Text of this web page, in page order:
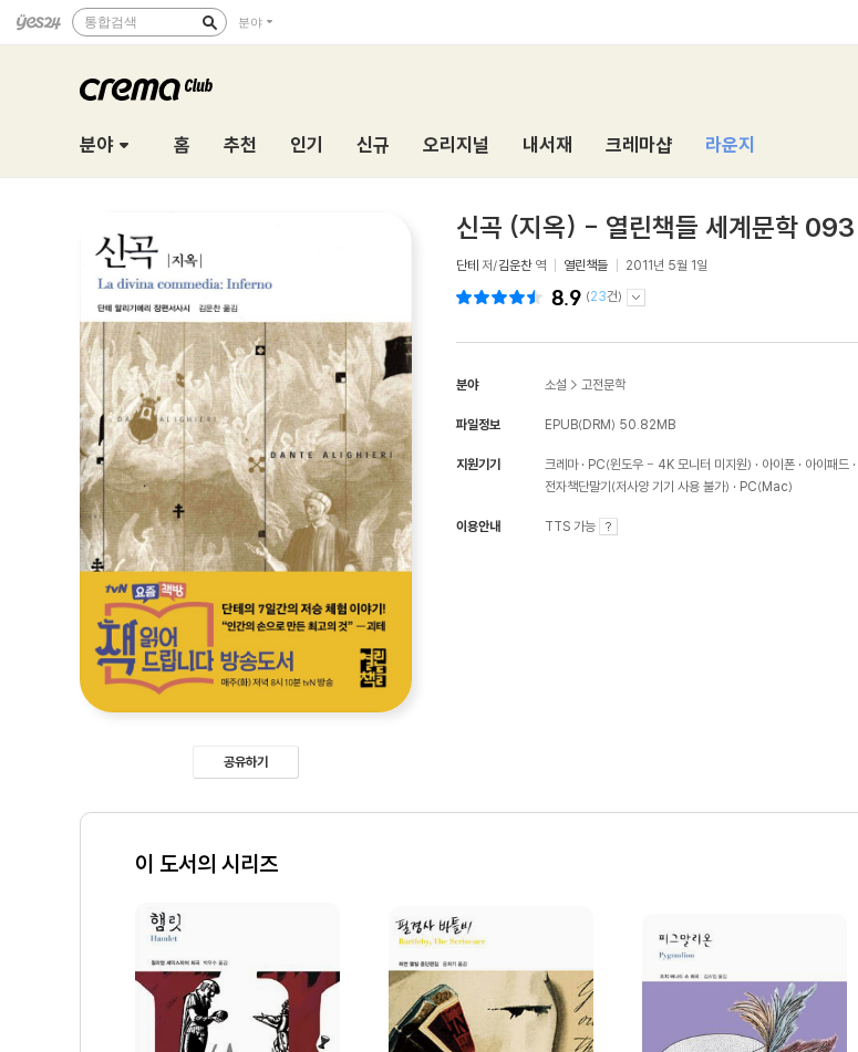
통합검색 분야
분야 홈 추천 인기 신규 오리지널 내서재 크레마샵 라운지
공유하기
신곡 (지옥) - 열린책들 세계문학 093
단테 저/김운찬역 열린책들 2011년 5월 1일
8.9 (23건)
분야 소설 > 고전문학
파일정보 EPUB(DRM) 50.82MB
지원기기 크레마 PC(윈도우 - 4K 모니터 미지원) 아이폰 아이패드
전자책단말기(저사양 기기 사용 불가)
PC(Mac)
이용안내 TTS 가능
이 도서의 시리즈